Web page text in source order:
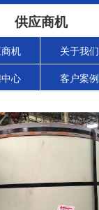
供应商机
机 关于我们
心 客户案例